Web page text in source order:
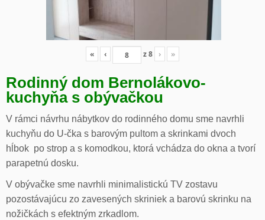
« ‹ z8 › »
Rodinný dom Bernolákovo-
kuchyňa s obývačkou
V rámci návrhu nábytkov do rodinného domu sme navrhli
kuchyňu do U-čka s barovým pultom a skrinkami dvoch
hĺbok po strop a s komodkou, ktorá vchádza do okna a tvorí
parapetnú dosku.
V obývačke sme navrhli minimalistickú TV zostavu
pozostávajúcu zo zavesených skriniek a barovú skrinku na
nožičkách s efektným zrkadlom.